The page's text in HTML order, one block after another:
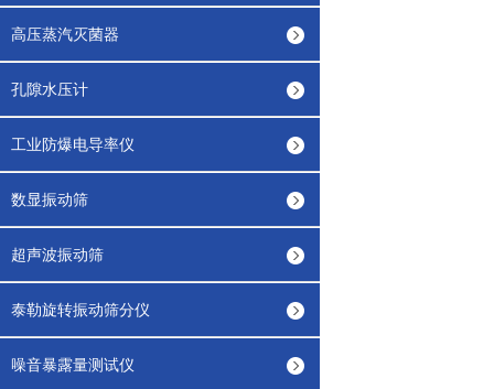
高压蒸汽灭菌器
孔隙水压计
工业防爆电导率仪
数显振动筛
超声波振动筛
泰勒旋转振动筛分仪
噪音暴露量测试仪